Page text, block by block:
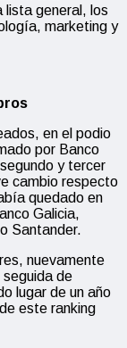
lista general, los
marketing y
en el podio
por Banco
y tercer
cambio respecto
quedado en
Galicia,
Santander.
nuevamente
seguida de
lugar de un año
este ranking